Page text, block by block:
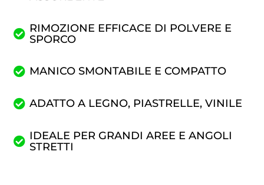
RIMOZIONE EFFICACE DI POLVERE E
SPORCO
MANICO SMONTABILE E COMPATTO
ADATTO A LEGNO, PIASTRELLE, VINILE
IDEALE PER GRANDI AREE E ANGOLI
STRETTI